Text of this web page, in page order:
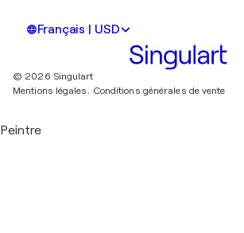
Français | USD
© 2026 Singulart
Mentions légales.
Conditions générales de vente
Peintre